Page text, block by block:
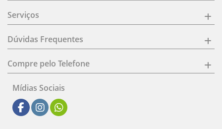
Serviços
Dúvidas Frequentes
Compre pelo Telefone
Mídias Sociais